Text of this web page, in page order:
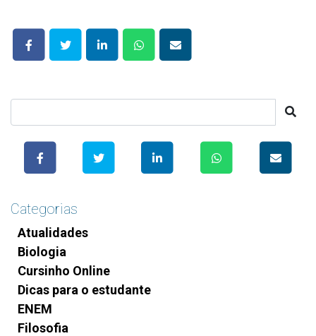
Categorias
Atualidades
Biologia
Cursinho Online
Dicas para o estudante
ENEM
Filosofia